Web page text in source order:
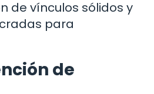
de vínculos sólidos y
para
de